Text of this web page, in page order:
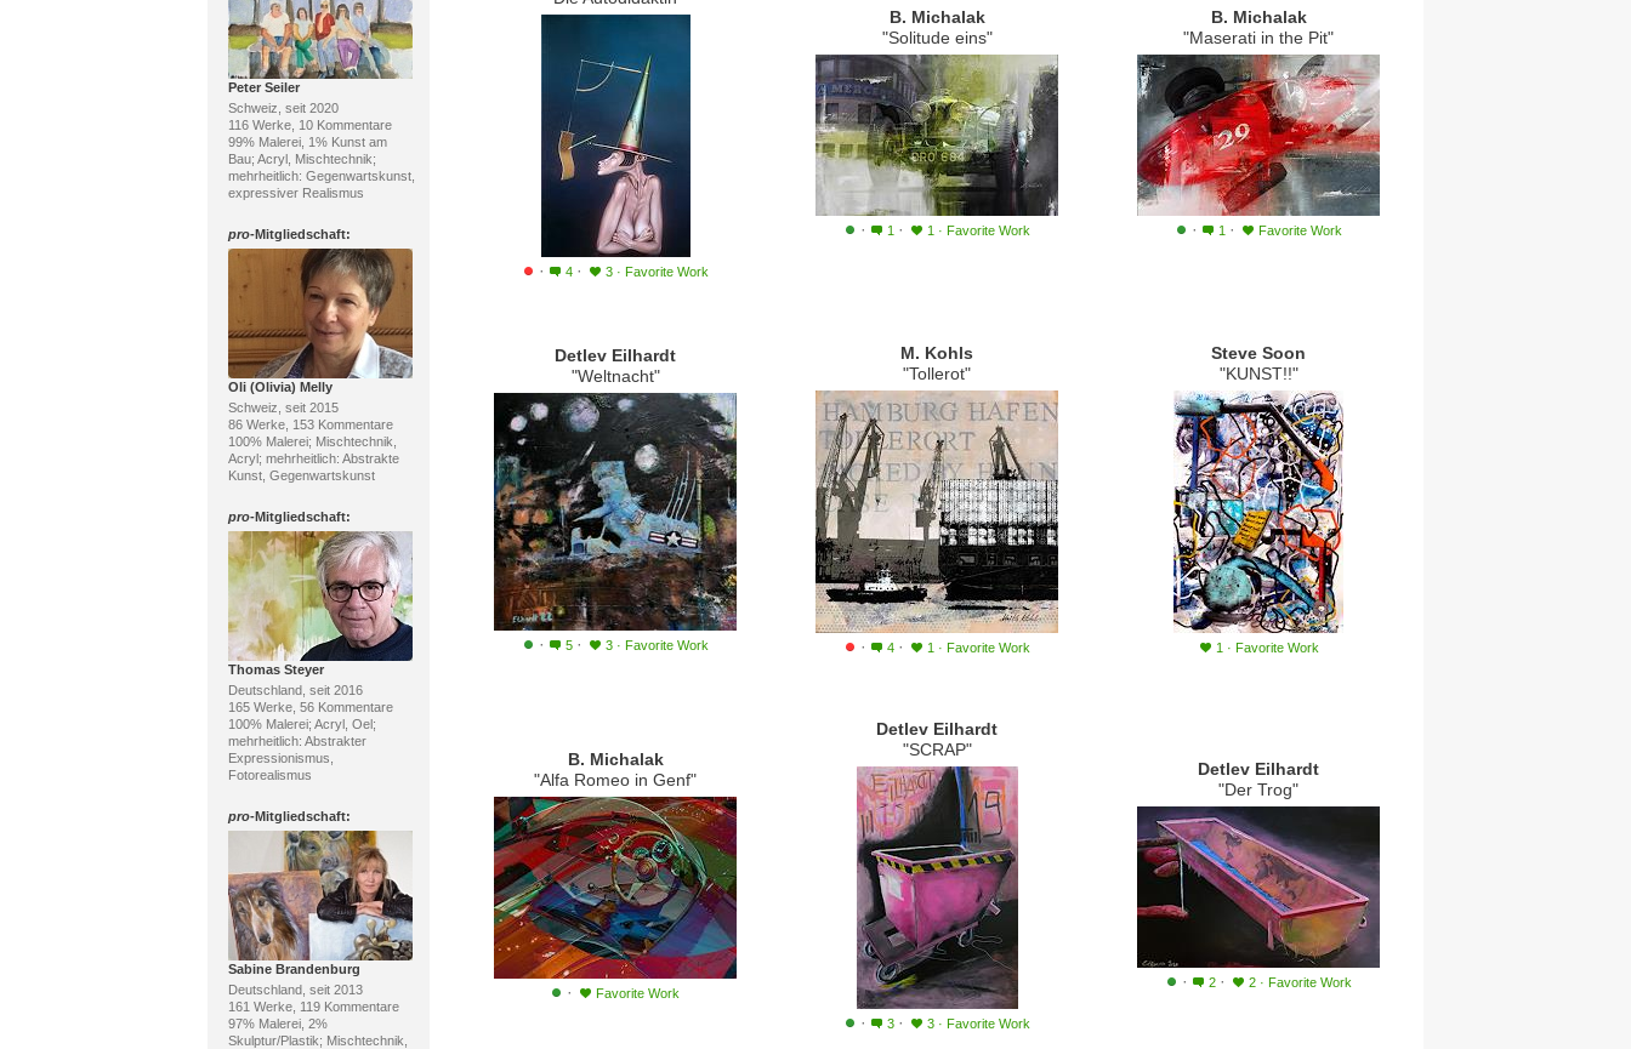
Peter Seiler
Schweiz, seit 2020
116 Werke, 10 Kommentare
99% Malerei, 1% Kunst am
Bau; Acryl, Mischtechnik;
mehrheitlich: Gegenwartskunst,
expressiver Realismus
pro-Mitgliedschaft:
Oli (Olivia) Melly
Schweiz, seit 2015
86 Werke, 153 Kommentare
100% Malerei; Mischtechnik,
Acryl; mehrheitlich: Abstrakte
Kunst, Gegenwartskunst
pro-Mitgliedschaft:
Thomas Steyer
Deutschland, seit 2016
165 Werke, 56 Kommentare
100% Malerei; Acryl, Oel;
mehrheitlich: Abstrakter
Expressionismus,
Fotorealismus
pro-Mitgliedschaft:
Sabine Brandenburg
Deutschland, seit 2013
161 Werke, 119 Kommentare
97% Malerei, 2%
Skulptur/Plastik; Mischtechnik,
· 4 · 3 · Favorite Work
B. Michalak
"Solitude eins"
· 1 · 1 · Favorite Work
B. Michalak
"Maserati in the Pit"
· 1 · Favorite Work
Detlev Eilhardt
"Weltnacht"
· 5 · 3 · Favorite Work
M. Kohls
"Tollerot"
· 4 · 1 · Favorite Work
Steve Soon
"KUNST!!"
1 · Favorite Work
B. Michalak
"Alfa Romeo in Genf"
· Favorite Work
Detlev Eilhardt
"SCRAP"
· 3 · 3 · Favorite Work
Detlev Eilhardt
"Der Trog"
· 2 · 2 · Favorite Work